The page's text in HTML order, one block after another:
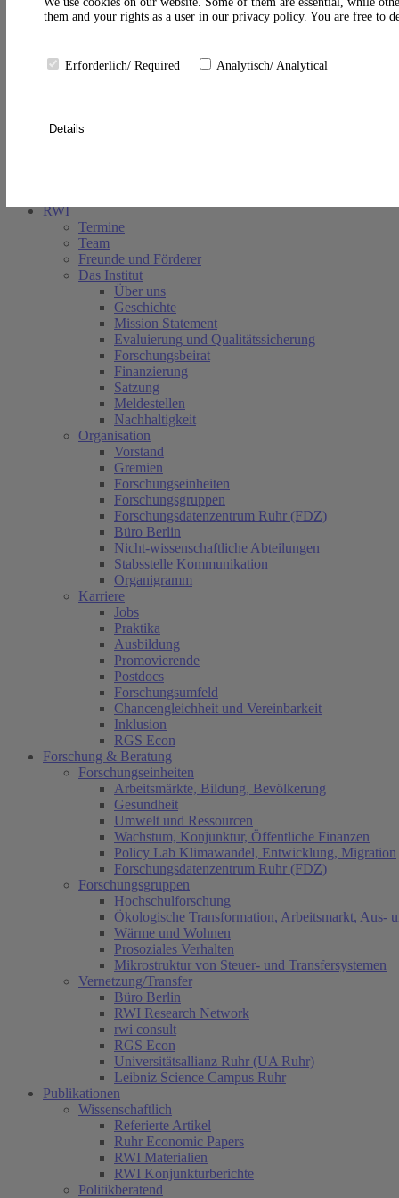
Suche schließen
RWI
Termine
Team
Freunde und Förderer
Das Institut
Über uns
Geschichte
Mission Statement
Evaluierung und Qualitätssicherung
Forschungsbeirat
Finanzierung
Satzung
Meldestellen
Nachhaltigkeit
Organisation
Vorstand
Gremien
Forschungseinheiten
Forschungsgruppen
Forschungsdatenzentrum Ruhr (FDZ)
Büro Berlin
Nicht-wissenschaftliche Abteilungen
Stabsstelle Kommunikation
Organigramm
Karriere
Jobs
Praktika
Ausbildung
Promovierende
Postdocs
Forschungsumfeld
Chancengleichheit und Vereinbarkeit
Inklusion
RGS Econ
Forschung & Beratung
Forschungseinheiten
Arbeitsmärkte, Bildung, Bevölkerung
Gesundheit
Umwelt und Ressourcen
Wachstum, Konjunktur, Öffentliche Finanzen
Policy Lab Klimawandel, Entwicklung, Migration
Forschungsdatenzentrum Ruhr (FDZ)
Forschungsgruppen
Hochschulforschung
Ökologische Transformation, Arbeitsmarkt, Aus-
Wärme und Wohnen
Prosoziales Verhalten
Mikrostruktur von Steuer- und Transfersystemen
Vernetzung/Transfer
Büro Berlin
RWI Research Network
rwi consult
RGS Econ
Universitätsallianz Ruhr (UA Ruhr)
Leibniz Science Campus Ruhr
Publikationen
Wissenschaftlich
Referierte Artikel
Ruhr Economic Papers
RWI Materialien
RWI Konjunkturberichte
Politikberatend
them and your rights as a user in our privacy policy. You are free to
Erforderlich/ Required Analytisch/ Analytical
Details